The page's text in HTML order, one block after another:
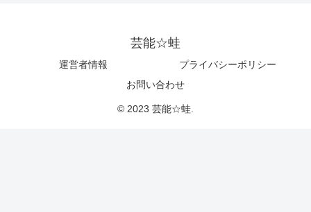
芸能☆蛙
運営者情報
プライバシーポリシー
お問い合わせ
© 2023 芸能☆蛙.